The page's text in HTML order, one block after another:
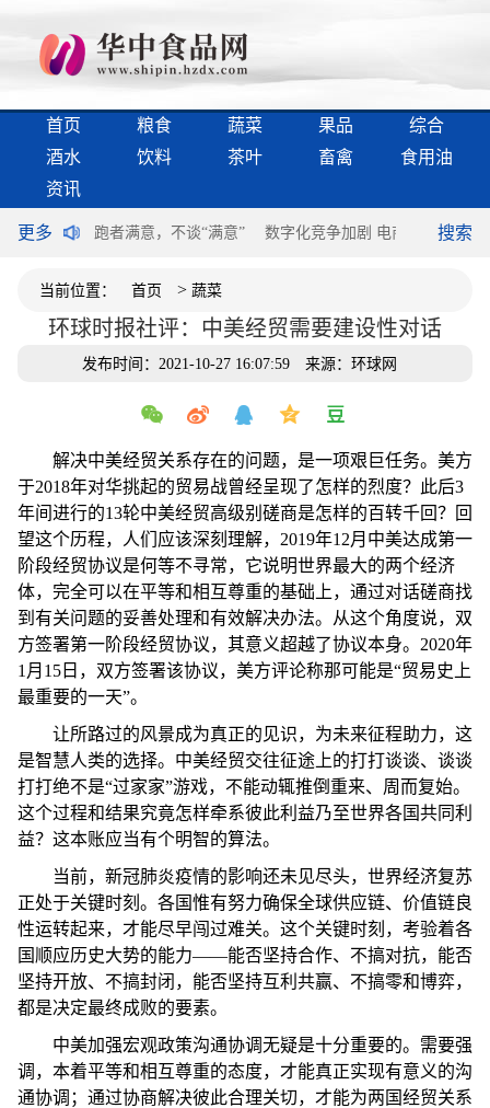
首页 粮食 蔬菜 果品
综合
酒水
饮料 茶叶 畜禽
食用油
资讯
更多
半个世纪 跑者满意，不谈“满意” 数字化竞争加剧 电商领域构建第
搜索
当前位置： 首页 > 蔬菜
环球时报社评：中美经贸需要建设性对话
发布时间：2021-10-27 16:07:59 来源：环球网
解决中美经贸关系存在的问题，是一项艰巨任务。美方
于2018年对华挑起的贸易战曾经呈现了怎样的烈度？此后3
年间进行的13轮中美经贸高级别磋商是怎样的百转千回？回
望这个历程，人们应该深刻理解，2019年12月中美达成第一
阶段经贸协议是何等不寻常，它说明世界最大的两个经济
体，完全可以在平等和相互尊重的基础上，通过对话磋商找
到有关问题的妥善处理和有效解决办法。从这个角度说，双
方签署第一阶段经贸协议，其意义超越了协议本身。2020年
1月15日，双方签署该协议，美方评论称那可能是“贸易史上
最重要的一天”。
让所路过的风景成为真正的见识，为未来征程助力，这
是智慧人类的选择。中美经贸交往征途上的打打谈谈、谈谈
打打绝不是“过家家”游戏，不能动辄推倒重来、周而复始。
这个过程和结果究竟怎样牵系彼此利益乃至世界各国共同利
益？这本账应当有个明智的算法。
当前，新冠肺炎疫情的影响还未见尽头，世界经济复苏
正处于关键时刻。各国惟有努力确保全球供应链、价值链良
性运转起来，才能尽早闯过难关。这个关键时刻，考验着各
国顺应历史大势的能力——能否坚持合作、不搞对抗，能否
坚持开放、不搞封闭，能否坚持互利共赢、不搞零和博弈，
都是决定最终成败的要素。
中美加强宏观政策沟通协调无疑是十分重要的。需要强
调，本着平等和相互尊重的态度，才能真正实现有意义的沟
通协调；通过协商解决彼此合理关切，才能为两国经贸关系